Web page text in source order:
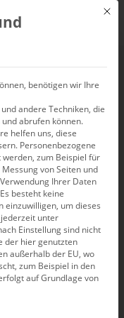
Mit
benötigen wir Ihre
andere Techniken, die
abrufen können.
helfen uns, diese
Personenbezogene
zum Beispiel für
von Seiten und
Ihrer Daten
Es besteht keine
einzuwilligen, um dieses
unter
Einstellung sind nicht
der hier genutzten
außerhalb der EU, wo
zum Beispiel in den
auf Grundlage von
für die eine